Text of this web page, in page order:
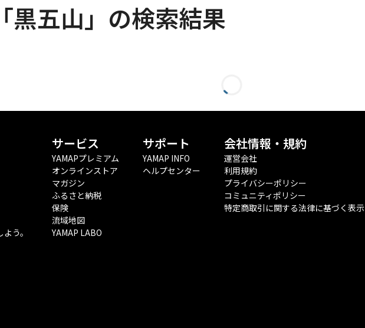
黒五山」の検索結果
う。
サービス
YAMAPプレミアム
オンラインストア
マガジン
ふるさと納税
保険
流域地図
YAMAP LABO
サポート
YAMAP INFO
ヘルプセンター
会社情報・規約
運営会社
利用規約
プライバシーポリシー
コミュニティポリシー
特定商取引に関する法律に基づく表示